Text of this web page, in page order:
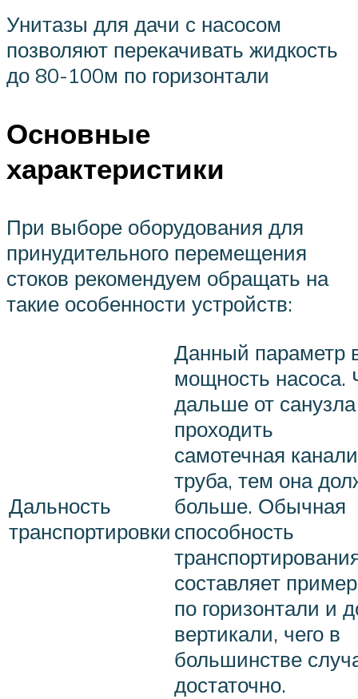
Унитазы для дачи с насосом
позволяют перекачивать жидкость
до 80-100м по горизонтали
Основные
характеристики
При выборе оборудования для
принудительного перемещения
стоков рекомендуем обращать на
такие особенности устройств:
Дальность
транспортировки
Данный параметр
мощность насоса.
дальше от
проходить
самотечная
труба, тем она
больше. Обычная
способность
составляет
по горизонтали и
вертикали, чего в
большинстве
достаточно.